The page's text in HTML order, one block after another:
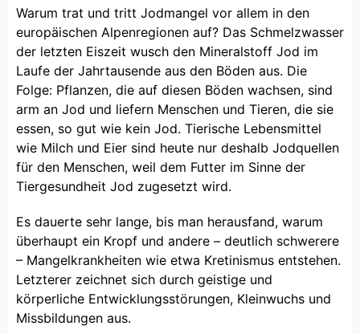
Warum trat und tritt Jodmangel vor allem in den
europäischen Alpenregionen auf? Das Schmelzwasser
der letzten Eiszeit wusch den Mineralstoff Jod im
Laufe der Jahrtausende aus den Böden aus. Die
Folge: Pflanzen, die auf diesen Böden wachsen, sind
arm an Jod und liefern Menschen und Tieren, die sie
essen, so gut wie kein Jod. Tierische Lebensmittel
wie Milch und Eier sind heute nur deshalb Jodquellen
für den Menschen, weil dem Futter im Sinne der
Tiergesundheit Jod zugesetzt wird.
Es dauerte sehr lange, bis man herausfand, warum
überhaupt ein Kropf und andere – deutlich schwerere
– Mangelkrankheiten wie etwa Kretinismus entstehen.
Letzterer zeichnet sich durch geistige und
körperliche Entwicklungsstörungen, Kleinwuchs und
Missbildungen aus.